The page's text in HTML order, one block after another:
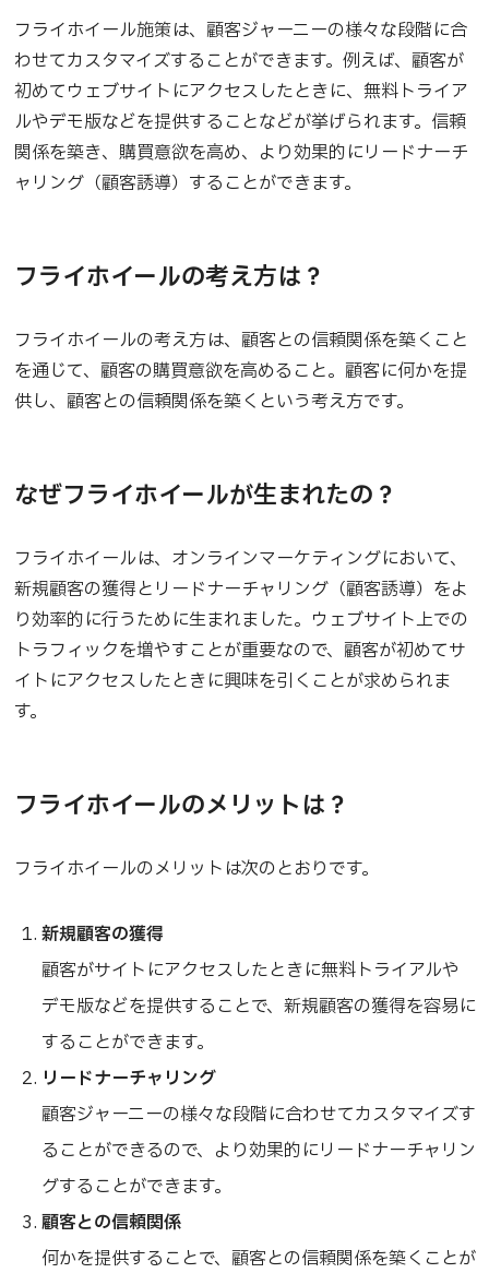
フライホイール施策は、顧客ジャーニーの様々な段階に合
わせてカスタマイズすることができます。例えば、顧客が
初めてウェブサイトにアクセスしたときに、無料トライア
ルやデモ版などを提供することなどが挙げられます。信頼
関係を築き、購買意欲を高め、より効果的にリードナーチ
ャリング（顧客誘導）することができます。
フライホイールの考え方は？
フライホイールの考え方は、顧客との信頼関係を築くこと
を通じて、顧客の購買意欲を高めること。顧客に何かを提
供し、顧客との信頼関係を築くという考え方です。
なぜフライホイールが生まれたの？
フライホイールは、オンラインマーケティングにおいて、
新規顧客の獲得とリードナーチャリング（顧客誘導）をよ
り効率的に行うために生まれました。ウェブサイト上での
トラフィックを増やすことが重要なので、顧客が初めてサ
イトにアクセスしたときに興味を引くことが求められま
す。
フライホイールのメリットは？
フライホイールのメリットは次のとおりです。
新規顧客の獲得
顧客がサイトにアクセスしたときに無料トライアルや
デモ版などを提供することで、新規顧客の獲得を容易に
することができます。
リードナーチャリング
顧客ジャーニーの様々な段階に合わせてカスタマイズす
ることができるので、より効果的にリードナーチャリン
グすることができます。
顧客との信頼関係
何かを提供することで、顧客との信頼関係を築くことが